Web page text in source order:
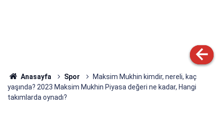
Anasayfa Spor
Maksim Mukhin kimdir, nereli, kaç
yaşında? 2023 Maksim Mukhin Piyasa değeri ne kadar, Hangi
takımlarda oynadı?